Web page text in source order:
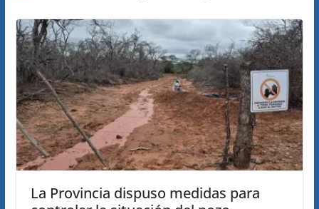
La Provincia dispuso medidas para